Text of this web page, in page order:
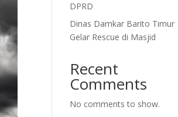
DPRD
Dinas Damkar Barito Timur
Gelar Rescue di Masjid
Recent
Comments
No comments to show.